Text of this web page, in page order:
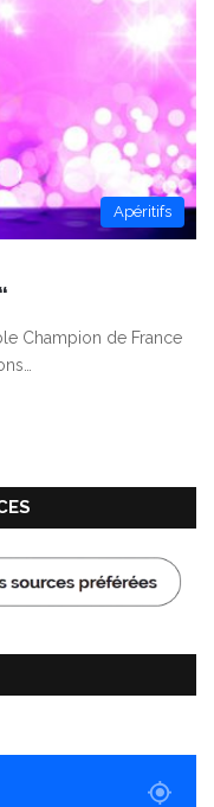
Apéritifs
Champion de France